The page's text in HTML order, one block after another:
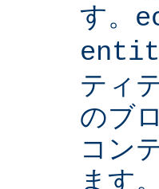
す。
ティ
のブ
コン
ます